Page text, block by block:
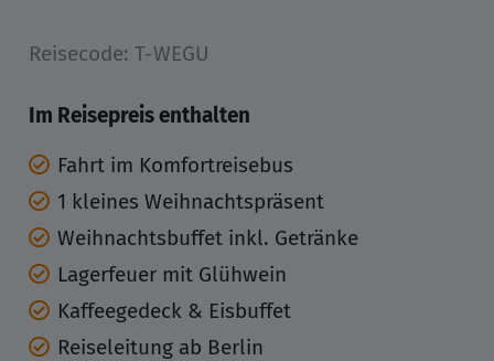
Reisecode: T-WEGU
Im Reisepreis enthalten
Fahrt im Komfortreisebus
1 kleines Weihnachtspräsent
Weihnachtsbuffet inkl. Getränke
Lagerfeuer mit Glühwein
Kaffeegedeck & Eisbuffet
Reiseleitung ab Berlin